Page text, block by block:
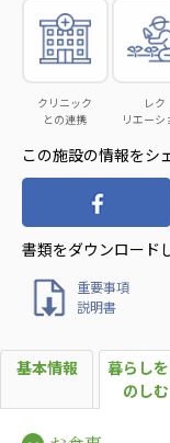
爽やかな風 中部エ
爽やかな風 那覇エ
特別養護老人ホー
株式会社 アジアメデ
アジアメデカ元気
株式会社 爽やかな風
爽やかな風九州
社会福祉法人 福ふく
福ふく
社会福祉法人 心の会
クリニック
との連携
レク
リエーシ
この施設の情報をシ
書類をダウンロード
重要事項
説明書
基本情報
暮らし
のしむ